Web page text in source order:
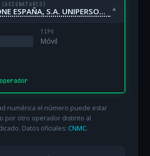
(ASIGNATARIO)
VODAFONE ESPAÑA, S.A. UNIPERSONAL ▾
TIPO
Móvil
numérica el número puede estar
por otro operador distinto al
Datos oficiales: CNMC.